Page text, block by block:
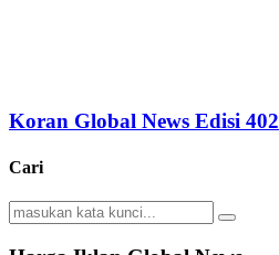
Koran Global News Edisi 402
Cari
Search
for:
Search